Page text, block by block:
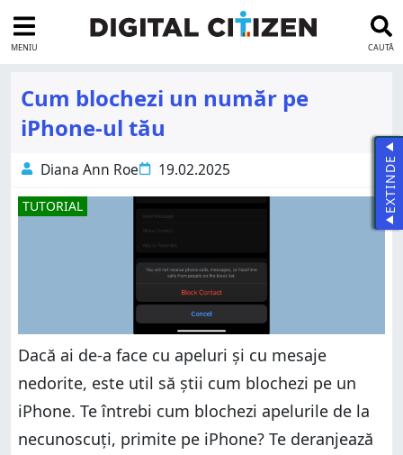
MENIU CAUTĂ
Cum blochezi un număr pe
iPhone-ul tău
Diana Ann Roe 19.02.2025
TUTORIAL
Dacă ai de-a face cu apeluri și cu mesaje
nedorite, este util să știi cum blochezi pe un
iPhone. Te întrebi cum blochezi apelurile de la
necunoscuți, primite pe iPhone? Te deranjează
EXTINDE